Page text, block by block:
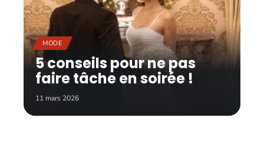
MODE
5 conseils pour ne pas
faire tâche en soirée !
11 mars 2026